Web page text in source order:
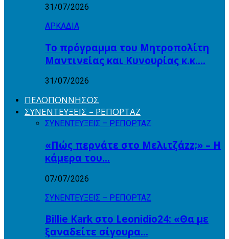
31/07/2026
ΑΡΚΑΔΙΑ
Το πρόγραμμα του Μητροπολίτη
Μαντινείας και Κυνουρίας κ.κ….
31/07/2026
ΠΕΛΟΠΟΝΝΗΣΟΣ
ΣΥΝΕΝΤΕΥΞΕΙΣ – ΡΕΠΟΡΤΑΖ
ΣΥΝΕΝΤΕΥΞΕΙΣ – ΡΕΠΟΡΤΑΖ
«Πώς περνάτε στο Μελιτζάzz;» – Η
κάμερα του…
07/07/2026
ΣΥΝΕΝΤΕΥΞΕΙΣ – ΡΕΠΟΡΤΑΖ
Billie Kark στο Leonidio24: «Θα με
ξαναδείτε σίγουρα…